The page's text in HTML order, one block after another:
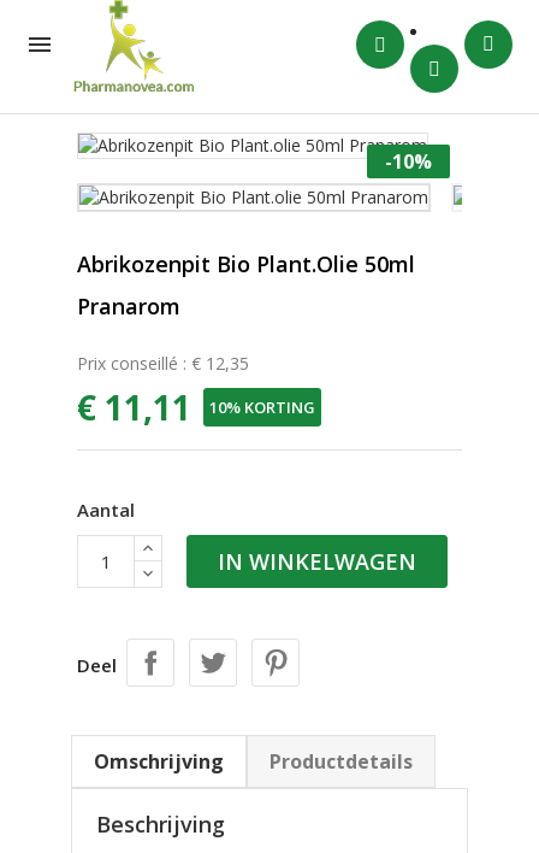

-10%
Abrikozenpit Bio Plant.olie 50ml
Pranarom
Prix conseillé : € 12,35
€ 11,11 10% KORTING
Aantal
IN WINKELWAGEN
Deel
Omschrijving Productdetails
Beschrijving